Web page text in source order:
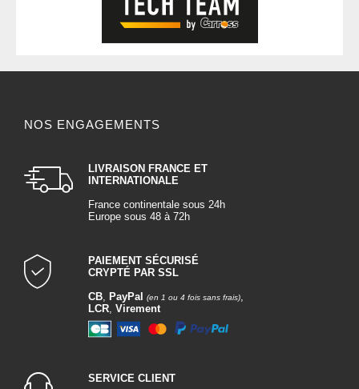
NOS ENGAGEMENTS
LIVRAISON FRANCE ET
INTERNATIONALE
France continentale sous 24h
Europe sous 48 à 72h
PAIEMENT SÉCURISÉ
CRYPTÉ PAR SSL
CB
PayPal (en 1 ou 4 fois sans frais)
LCR Virement
SERVICE CLIENT